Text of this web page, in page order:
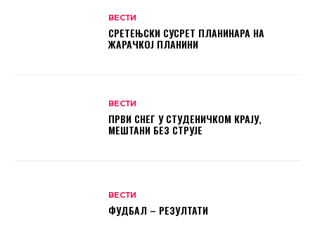
ВЕСТИ
СРЕТЕЊСКИ СУСРЕТ ПЛАНИНАРА НА
ЖАРАЧКОЈ ПЛАНИНИ
ВЕСТИ
ПРВИ СНЕГ У СТУДЕНИЧКОМ КРАЈУ,
МЕШТАНИ БЕЗ СТРУЈЕ
ВЕСТИ
ФУДБАЛ – РЕЗУЛТАТИ